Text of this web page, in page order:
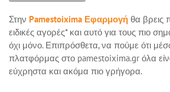
Στην Pamestoixima Εφαρμογή θα βρεις
ειδικές αγορές* και αυτό για τους πιο
όχι μόνο. Επιπρόσθετα, να πούμε ότι
πλατφόρμας στο pamestoixima.gr όλα
εύχρηστα και ακόμα πιο γρήγορα.